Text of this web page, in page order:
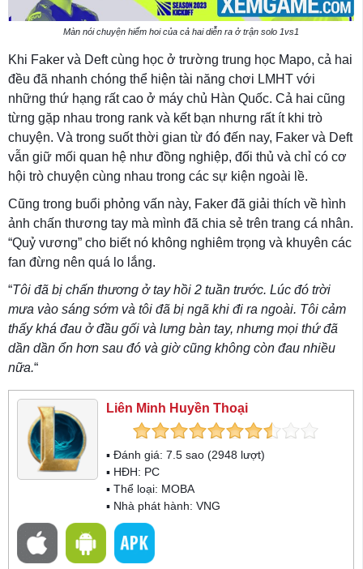
Màn nói chuyện hiếm hoi của cả hai diễn ra ở trận solo 1vs1
Khi Faker và Deft cùng học ở trường trung học Mapo, cả hai
đều đã nhanh chóng thể hiện tài năng chơi LMHT với
những thứ hạng rất cao ở máy chủ Hàn Quốc. Cả hai cũng
từng gặp nhau trong rank và kết bạn nhưng rất ít khi trò
chuyện. Và trong suốt thời gian từ đó đến nay, Faker và Deft
vẫn giữ mối quan hệ như đồng nghiệp, đối thủ và chỉ có cơ
hội trò chuyện cùng nhau trong các sự kiện ngoài lề.
Cũng trong buổi phỏng vấn này, Faker đã giải thích về hình
ảnh chấn thương tay mà mình đã chia sẻ trên trang cá nhân.
“Quỷ vương” cho biết nó không nghiêm trọng và khuyên các
fan đừng nên quá lo lắng.
“Tôi đã bị chấn thương ở tay hồi 2 tuần trước. Lúc đó trời
mưa vào sáng sớm và tôi đã bị ngã khi đi ra ngoài. Tôi cảm
thấy khá đau ở đầu gối và lưng bàn tay, nhưng mọi thứ đã
dần dần ổn hơn sau đó và giờ cũng không còn đau nhiều
nữa.“
Liên Minh Huyền Thoại
▪ Đánh giá: 7.5 sao (2948 lượt)
▪ HĐH: PC
▪ Thể loại: MOBA
▪ Nhà phát hành: VNG